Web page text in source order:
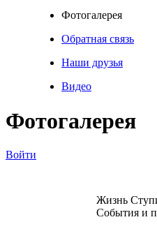
Фотогалерея
Обратная связь
Наши друзья
Видео
Фотогалерея
Войти
Жизнь
События и